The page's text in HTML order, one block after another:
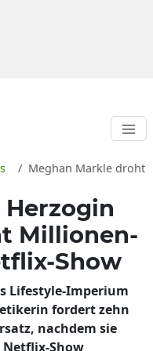
Meghan Markle droht
Herzogin
Millionen-
Show
Lifestyle-Imperium
fordert zehn
nachdem sie
Netflix-Show